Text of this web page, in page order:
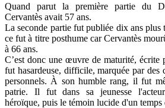
Quand parut la première partie du
Cervantès avait 57 ans.
La seconde partie fut publiée dix ans plus
ce fut à titre posthume car Cervantès
à 66 ans.
C’est donc une œuvre de maturité,
fut hasardeuse, difficile, marquée par des
personnels. À son humble rang, il fut
patrie. Il fut dans sa jeunesse
héroïque, puis le témoin lucide d'un temps